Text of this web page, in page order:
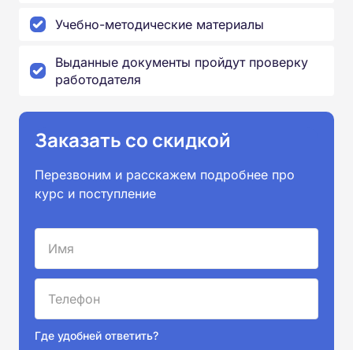
Учебно-методические материалы
Выданные документы пройдут проверку
работодателя
Заказать со скидкой
Перезвоним и расскажем подробнее про
курс и поступление
Где удобней ответить?